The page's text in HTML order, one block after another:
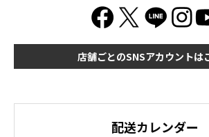
店舗ごとのSNSアカウントは
配送カレンダー